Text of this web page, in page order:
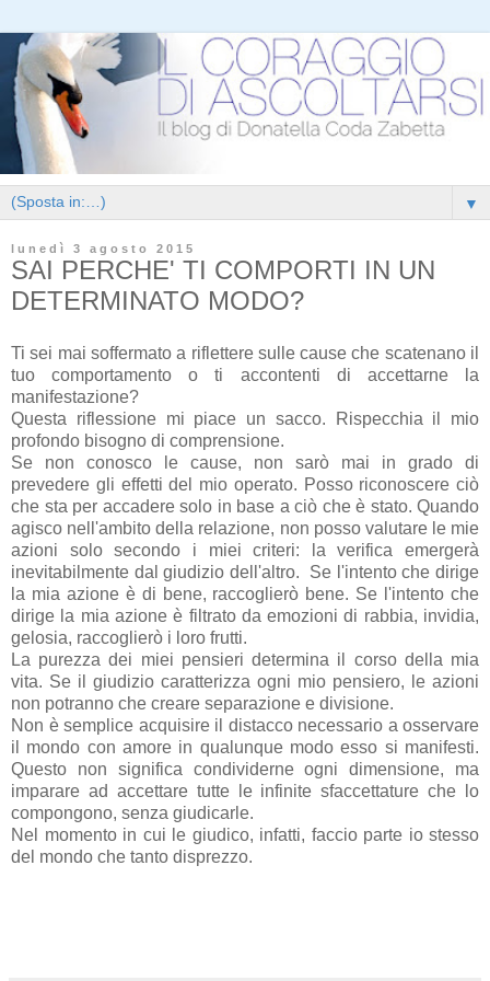
▼
lunedì 3 agosto 2015
SAI PERCHE' TI COMPORTI IN UN
DETERMINATO MODO?
Ti sei mai soffermato a riflettere sulle cause che scatenano il
tuo comportamento o ti accontenti di accettarne la
manifestazione?
Questa riflessione mi piace un sacco. Rispecchia il mio
profondo bisogno di comprensione.
Se non conosco le cause, non sarò mai in grado di
prevedere gli effetti del mio operato. Posso riconoscere ciò
che sta per accadere solo in base a ciò che è stato. Quando
agisco nell'ambito della relazione, non posso valutare le mie
azioni solo secondo i miei criteri: la verifica emergerà
inevitabilmente dal giudizio dell'altro. Se l'intento che dirige
la mia azione è di bene, raccoglierò bene. Se l'intento che
dirige la mia azione è filtrato da emozioni di rabbia, invidia,
gelosia, raccoglierò i loro frutti.
La purezza dei miei pensieri determina il corso della mia
vita. Se il giudizio caratterizza ogni mio pensiero, le azioni
non potranno che creare separazione e divisione.
Non è semplice acquisire il distacco necessario a osservare
il mondo con amore in qualunque modo esso si manifesti.
Questo non significa condividerne ogni dimensione, ma
imparare ad accettare tutte le infinite sfaccettature che lo
compongono, senza giudicarle.
Nel momento in cui le giudico, infatti, faccio parte io stesso
del mondo che tanto disprezzo.